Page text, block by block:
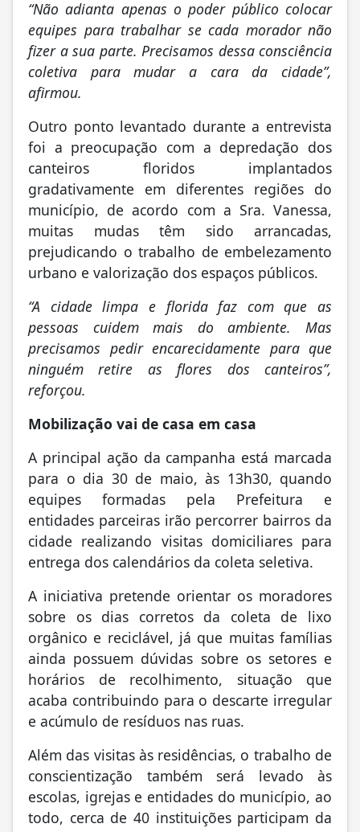
“Não adianta apenas o poder público colocar
equipes para trabalhar se cada morador não
fizer a sua parte. Precisamos dessa consciência
coletiva para mudar a cara da cidade”,
afirmou.
Outro ponto levantado durante a entrevista
foi a preocupação com a depredação dos
canteiros floridos implantados
gradativamente em diferentes regiões do
município, de acordo com a Sra. Vanessa,
muitas mudas têm sido arrancadas,
prejudicando o trabalho de embelezamento
urbano e valorização dos espaços públicos.
“A cidade limpa e florida faz com que as
pessoas cuidem mais do ambiente. Mas
precisamos pedir encarecidamente para que
ninguém retire as flores dos canteiros”,
reforçou.
Mobilização vai de casa em casa
A principal ação da campanha está marcada
para o dia 30 de maio, às 13h30, quando
equipes formadas pela Prefeitura e
entidades parceiras irão percorrer bairros da
cidade realizando visitas domiciliares para
entrega dos calendários da coleta seletiva.
A iniciativa pretende orientar os moradores
sobre os dias corretos da coleta de lixo
orgânico e reciclável, já que muitas famílias
ainda possuem dúvidas sobre os setores e
horários de recolhimento, situação que
acaba contribuindo para o descarte irregular
e acúmulo de resíduos nas ruas.
Além das visitas às residências, o trabalho de
conscientização também será levado às
escolas, igrejas e entidades do município, ao
todo, cerca de 40 instituições participam da